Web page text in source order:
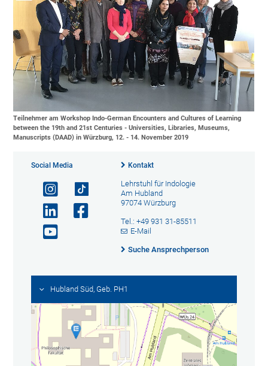
Teilnehmer am Workshop Indo-German Encounters and Cultures of Learning
between the 19th and 21st Centuries - Universities, Libraries, Museums,
Manuscripts (DAAD) in Würzburg, 12. - 14. November 2019
Social Media Kontakt
Lehrstuhl für Indologie
Am Hubland
97074 Würzburg
Tel.: +49 931 31-85511
E-Mail
Suche Ansprechperson
Hubland Süd, Geb. PH1